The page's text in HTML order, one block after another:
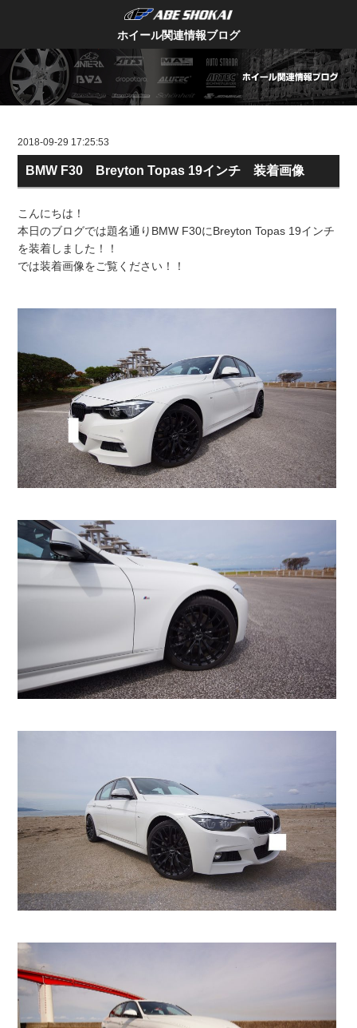
ホイール関連情報ブログ
2018-09-29 17:25:53
BMW F30 Breyton Topas 19インチ 装着画像
こんにちは！
本日のブログでは題名通りBMW F30にBreyton Topas 19インチ
を装着しました！！
では装着画像をご覧ください！！